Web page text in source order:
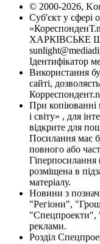
© 2000-2026,
Суб'єкт у сфері
ХАРКІВСЬКЕ
Ідентифікатор
Використання
сайті,
При копіюванні
і світу» , для
відкрите для
Посилання має
повного або
Гіперпосилання
розміщена в
матеріалу.
Новини з
"Регіони",
"Спецпроекти",
реклами.
Розділ